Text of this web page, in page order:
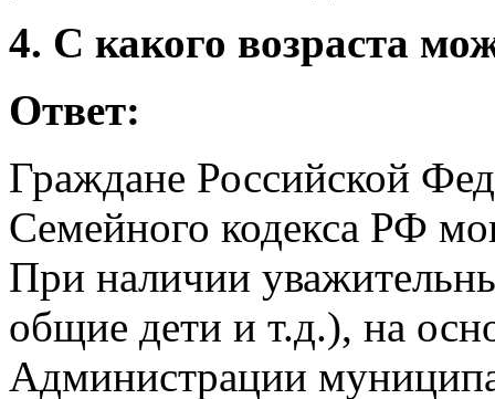
4. С какого возраста
Ответ:
Граждане Российской
Семейного кодекса РФ
При наличии
общие дети и т.д.), на
Администрации